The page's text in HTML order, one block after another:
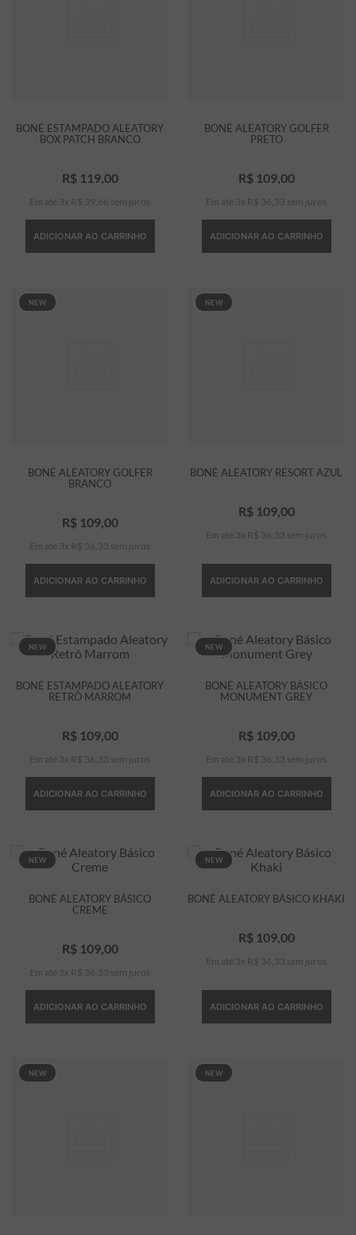
BONÉ ESTAMPADO ALEATORY
BOX PATCH BRANCO
R$ 119, 00
Em até 3 x R$ 39 66 sem juros
ADICIONAR AO CARRINHO
BONÉ ALEATORY GOLFER
PRETO
R$ 109, 00
Em até 3 x R$ 36 33 sem juros
ADICIONAR AO CARRINHO
NEW
BONÉ ALEATORY GOLFER
BRANCO
R$ 109, 00
Em até 3 x R$ 36 33 sem juros
ADICIONAR AO CARRINHO
NEW
BONÉ ALEATORY RESORT AZUL
R$ 109, 00
Em até 3 x R$ 36 33 sem juros
ADICIONAR AO CARRINHO
NEW
BONÉ ESTAMPADO ALEATORY
RETRÔ MARROM
R$ 109, 00
Em até 3 x R$ 36 33 sem juros
ADICIONAR AO CARRINHO
NEW
BONÉ ALEATORY BÁSICO
MONUMENT GREY
R$ 109, 00
Em até 3 x R$ 36 33 sem juros
ADICIONAR AO CARRINHO
NEW
BONÉ ALEATORY BÁSICO
CREME
R$ 109, 00
Em até 3 x R$ 36 33 sem juros
ADICIONAR AO CARRINHO
NEW
BONÉ ALEATORY BÁSICO KHAKI
R$ 109, 00
Em até 3 x R$ 36 33 sem juros
ADICIONAR AO CARRINHO
NEW NEW